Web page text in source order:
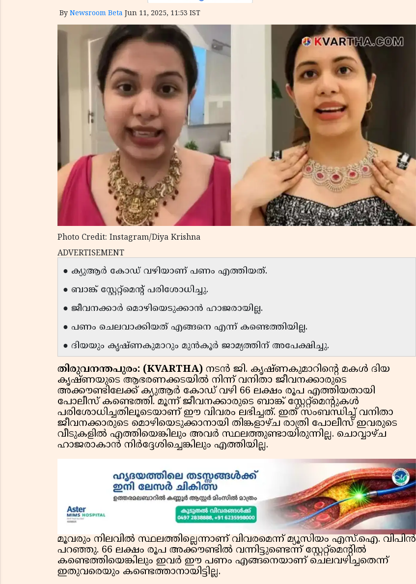
By Newsroom Beta Jun 11, 2025, 11:53 IST
Photo Credit: Instagram/Diya Krishna
ADVERTISEMENT
● ക്യുആർ കോഡ് വഴിയാണ് പണം എത്തിയത്.
● ബാങ്ക് സ്റ്റേറ്റ്മെൻ്റ് പരിശോധിച്ചു.
● ജീവനക്കാർ മൊഴിയെടുക്കാൻ ഹാജരായില്ല.
● പണം ചെലവാക്കിയത് എങ്ങനെ എന്ന് കണ്ടെത്തിയില്ല.
● ദിയയും കൃഷ്ണകുമാറും മുൻകൂർ ജാമ്യത്തിന് അപേക്ഷിച്ചു.
തിരുവനന്തപുരം: (KVARTHA) നടൻ ജി. കൃഷ്ണകുമാറിന്റെ മകൾ ദിയ
കൃഷ്ണയുടെ ആഭരണക്കടയിൽ നിന്ന് വനിതാ ജീവനക്കാരുടെ
അക്കൗണ്ടിലേക്ക് ക്യുആർ കോഡ് വഴി 66 ലക്ഷം രൂപ എത്തിയതായി
പോലീസ് കണ്ടെത്തി. മൂന്ന് ജീവനക്കാരുടെ ബാങ്ക് സ്റ്റേറ്റ്മെന്റുകൾ
പരിശോധിച്ചതിലൂടെയാണ് ഈ വിവരം ലഭിച്ചത്. ഇത് സംബന്ധിച്ച് വനിതാ
ജീവനക്കാരുടെ മൊഴിയെടുക്കാനായി തിങ്കളാഴ്ച രാത്രി പോലീസ് ഇവരുടെ
വീടുകളിൽ എത്തിയെങ്കിലും അവർ സ്ഥലത്തുണ്ടായിരുന്നില്ല. ചൊവ്വാഴ്ച
ഹാജരാകാൻ നിർദ്ദേശിച്ചെങ്കിലും എത്തിയില്ല.
മൂവരും നിലവിൽ സ്ഥലത്തില്ലെന്നാണ് വിവരമെന്ന് മ്യൂസിയം എസ്.ഐ. വിപിൻ
പറഞ്ഞു. 66 ലക്ഷം രൂപ അക്കൗണ്ടിൽ വന്നിട്ടുണ്ടെന്ന് സ്റ്റേറ്റ്‌മെന്റിൽ
കണ്ടെത്തിയെങ്കിലും ഇവർ ഈ പണം എങ്ങനെയാണ് ചെലവഴിച്ചതെന്ന്
ഇതുവരെയും കണ്ടെത്താനായിട്ടില്ല.